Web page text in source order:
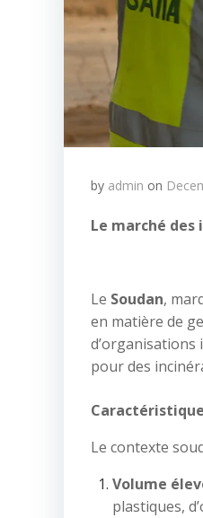
by admin on
Le marché
Le Soudan,
en matière de
pour des
Le contexte
Volume
plastiques,